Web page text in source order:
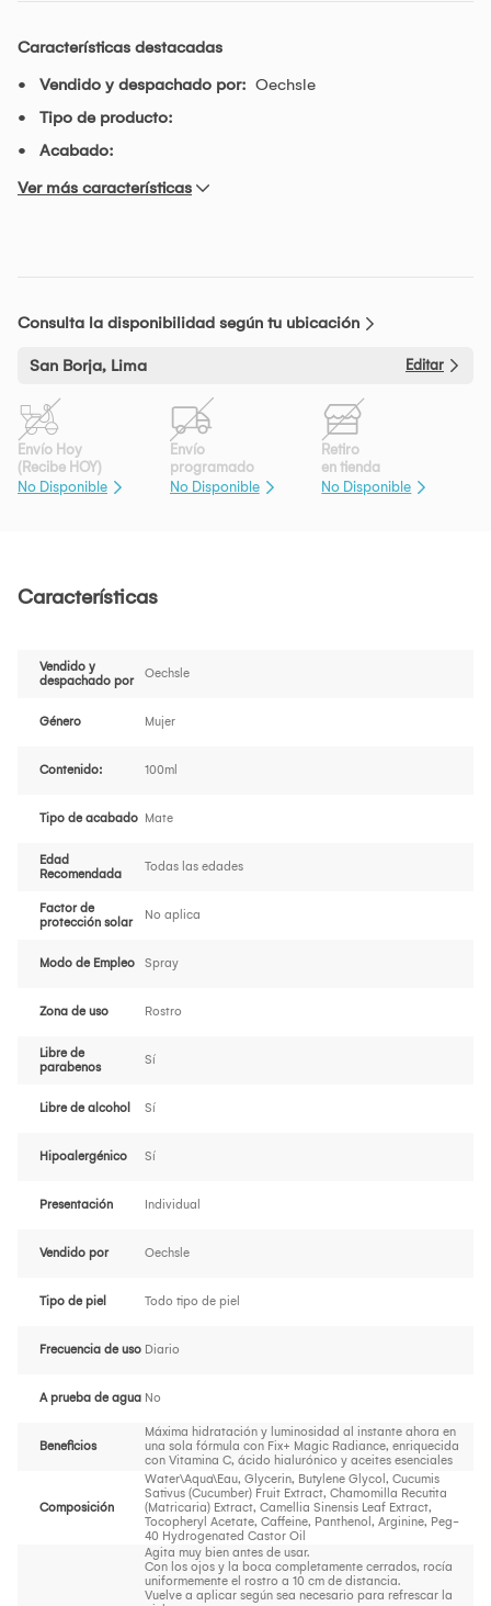
Características destacadas
Vendido y despachado por: Oechsle
Tipo de producto:
Acabado:
Ver más características
Consulta la disponibilidad según tu ubicación
San Borja, Lima Editar
Envío Hoy
(Recibe HOY)
No Disponible
Envío
programado
No Disponible
Retiro
en tienda
No Disponible
Características
Vendido y
despachado por
Oechsle
Género Mujer
Contenido: 100ml
Tipo de acabado Mate
Edad
Recomendada
Todas las edades
Factor de
protección solar
No aplica
Modo de Empleo Spray
Zona de uso Rostro
Libre de
parabenos
Sí
Libre de alcohol Sí
Hipoalergénico Sí
Presentación Individual
Vendido por Oechsle
Tipo de piel Todo tipo de piel
Frecuencia de uso Diario
A prueba de agua No
Beneficios
Máxima hidratación y luminosidad al instante ahora en
una sola fórmula con Fix+ Magic Radiance, enriquecida
con Vitamina C, ácido hialurónico y aceites esenciales
Composición
Water\Aqua\Eau, Glycerin, Butylene Glycol, Cucumis
Sativus (Cucumber) Fruit Extract, Chamomilla Recutita
(Matricaria) Extract, Camellia Sinensis Leaf Extract,
Tocopheryl Acetate, Caffeine, Panthenol, Arginine, Peg-
40 Hydrogenated Castor Oil
Agita muy bien antes de usar.
Con los ojos y la boca completamente cerrados, rocía
uniformemente el rostro a 10 cm de distancia.
Vuelve a aplicar según sea necesario para refrescar la